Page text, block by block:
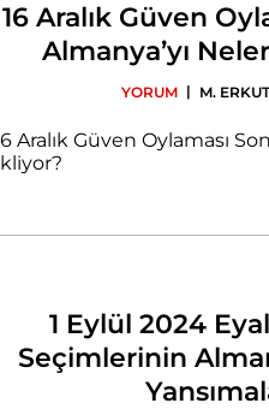
16 Aralık Güven
Almanya’yı
YORUM | M.
1 Eylül 2024
Seçimlerinin